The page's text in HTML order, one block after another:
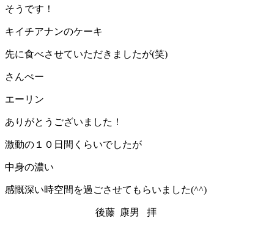
そうです！
キイチアナンのケーキ
先に食べさせていただきましたが(笑)
さんぺー
エーリン
ありがとうございました！
激動の１０日間くらいでしたが
中身の濃い
感慨深い時空間を過ごさせてもらいました(^^)
後藤 康男 拝